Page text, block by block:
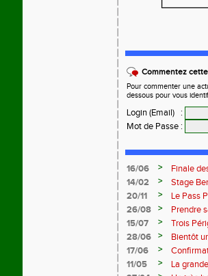
Commentez
Pour commenter une
dessous pour vous
Login (Email)
:
Mot de Passe :
16/06 >
Finale
14/02
>
Stage
succès.
20/11 >
Le Pass
26/08
>
Prendre
15/07
>
Trois
28/06
>
Bientôt
17/06
>
11/05
>
La